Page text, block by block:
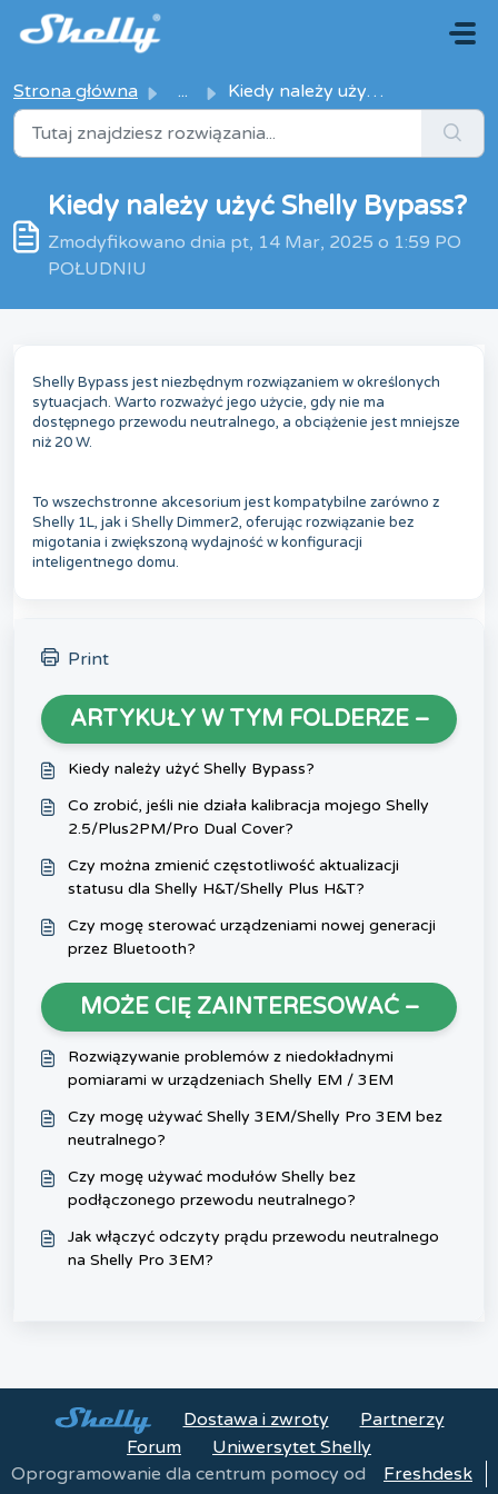
Przejdź do głównej treści
Strona główna ... Kiedy należy użyć Shelly Bypass?
Kiedy należy użyć Shelly Bypass?
Zmodyfikowano dnia pt, 14 Mar, 2025 o 1:59 PO
POŁUDNIU
Shelly Bypass jest niezbędnym rozwiązaniem w określonych
sytuacjach. Warto rozważyć jego użycie, gdy nie ma
dostępnego przewodu neutralnego, a obciążenie jest mniejsze
niż 20 W.
To wszechstronne akcesorium jest kompatybilne zarówno z
Shelly 1L, jak i Shelly Dimmer2, oferując rozwiązanie bez
migotania i zwiększoną wydajność w konfiguracji
inteligentnego domu.
Print
ARTYKUŁY W TYM FOLDERZE –
Kiedy należy użyć Shelly Bypass?
Co zrobić, jeśli nie działa kalibracja mojego Shelly
2.5/Plus2PM/Pro Dual Cover?
Czy można zmienić częstotliwość aktualizacji
statusu dla Shelly H&T/Shelly Plus H&T?
Czy mogę sterować urządzeniami nowej generacji
przez Bluetooth?
MOŻE CIĘ ZAINTERESOWAĆ –
Rozwiązywanie problemów z niedokładnymi
pomiarami w urządzeniach Shelly EM / 3EM
Czy mogę używać Shelly 3EM/Shelly Pro 3EM bez
neutralnego?
Czy mogę używać modułów Shelly bez
podłączonego przewodu neutralnego?
Jak włączyć odczyty prądu przewodu neutralnego
na Shelly Pro 3EM?
Dostawa i zwroty
Partnerzy
Forum
Uniwersytet Shelly
Oprogramowanie dla centrum pomocy od
Freshdesk